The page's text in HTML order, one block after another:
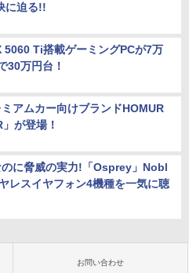
に迫る!!
5060 Ti搭載ゲーミングPCが7万
30万円台！
アムカー向けブランドHOMUR
が登場！
のに脅威の実力!「Osprey」Nobl
レスイヤフォン4機種を一気に聴
お問い合わせ